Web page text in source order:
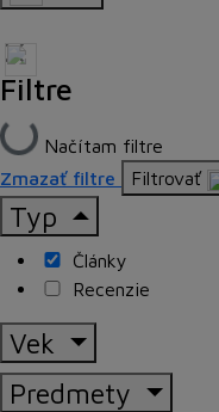
Filtre
Načítam filtre
Zmazať filtre
Filtrovať
Typ
Články
Recenzie
Vek
Predmety